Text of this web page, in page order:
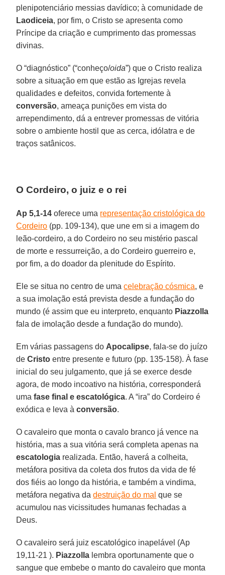
plenipotenciário messias davídico; à comunidade de
Laodiceia, por fim, o Cristo se apresenta como
Príncipe da criação e cumprimento das promessas
divinas.
O “diagnóstico” (“conheço/oida”) que o Cristo realiza
sobre a situação em que estão as Igrejas revela
qualidades e defeitos, convida fortemente à
conversão, ameaça punições em vista do
arrependimento, dá a entrever promessas de vitória
sobre o ambiente hostil que as cerca, idólatra e de
traços satânicos.
O Cordeiro, o juiz e o rei
Ap 5,1-14 oferece uma representação cristológica do
Cordeiro (pp. 109-134), que une em si a imagem do
leão-cordeiro, a do Cordeiro no seu mistério pascal
de morte e ressurreição, a do Cordeiro guerreiro e,
por fim, a do doador da plenitude do Espírito.
Ele se situa no centro de umacelebração cósmica, e
a sua imolação está prevista desde a fundação do
mundo (é assim que eu interpreto, enquanto Piazzolla
fala de imolação desde a fundação do mundo).
Em várias passagens do Apocalipse, fala-se do juízo
deCristo entre presente e futuro (pp. 135-158). À fase
inicial do seu julgamento, que já se exerce desde
agora, de modo incoativo na história, corresponderá
umafase final e escatológica. A “ira” do Cordeiro é
exódica e leva àconversão.
O cavaleiro que monta o cavalo branco já vence na
história, mas a sua vitória será completa apenas na
escatologia realizada. Então, haverá a colheita,
metáfora positiva da coleta dos frutos da vida de fé
dos fiéis ao longo da história, e também a vindima,
metáfora negativa dadestruição do mal que se
acumulou nas vicissitudes humanas fechadas a
Deus.
O cavaleiro será juiz escatológico inapelável (Ap
19,11-21 ). Piazzolla lembra oportunamente que o
sangue que embebe o manto do cavaleiro que monta